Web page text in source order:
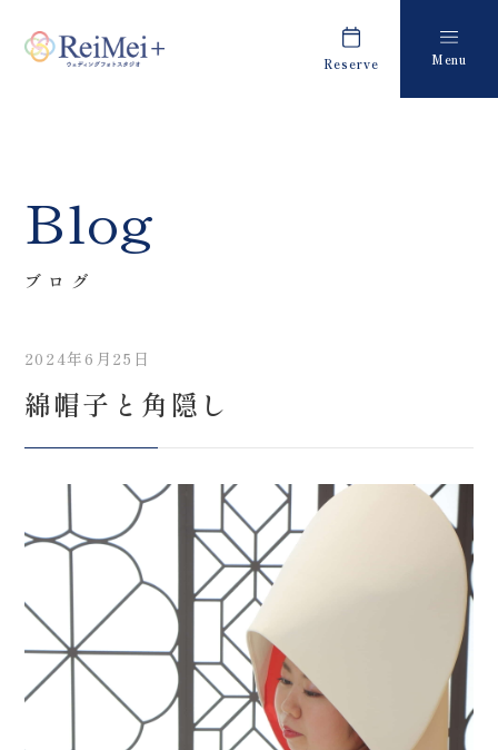
Reserve Menu
来店のご予約
Costume
衣装
About us
Retouch
フォトレタッチ
Studio
スタジオ紹介
Blog
ブログ
会社案内
プライバシーポリシー
Blog
ブログ
2024年6月25日
綿帽子と角隠し